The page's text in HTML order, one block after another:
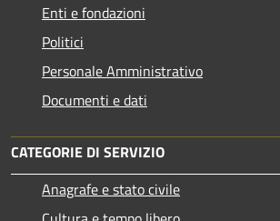
Enti e fondazioni
Politici
Personale Amministrativo
Documenti e dati
CATEGORIE DI SERVIZIO
Anagrafe e stato civile